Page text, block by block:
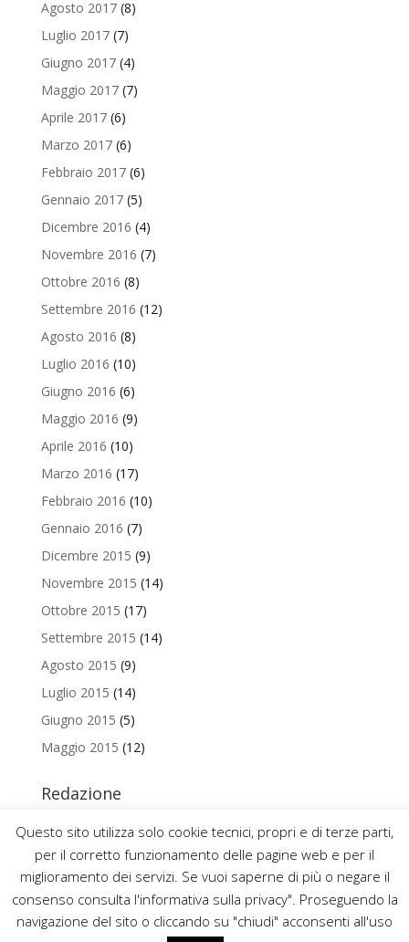
Agosto 2017(8)
Luglio 2017(7)
Giugno 2017(4)
Maggio 2017(7)
Aprile 2017(6)
Marzo 2017(6)
Febbraio 2017(6)
Gennaio 2017(5)
Dicembre 2016 (4)
Novembre 2016 (7)
Ottobre 2016 (8)
Settembre 2016 (12)
Agosto 2016 (8)
Luglio 2016 (10)
Giugno 2016 (6)
Maggio 2016 (9)
Aprile 2016 (10)
Marzo 2016 (17)
Febbraio 2016 (10)
Gennaio 2016 (7)
Dicembre 2015 (9)
Novembre 2015 (14)
Ottobre 2015 (17)
Settembre 2015 (14)
Agosto 2015 (9)
Luglio 2015 (14)
Giugno 2015 (5)
Maggio 2015 (12)
Redazione
uniamo@uniurb.it
2016 ©UNIVERSITÀ DEGLI STUDI DI URBINO CARLO BO
Questo sito utilizza solo cookie tecnici, propri e di terze parti,
per il corretto funzionamento delle pagine web e per il
miglioramento dei servizi. Se vuoi saperne di più o negare il
consenso consulta l'informativa sulla privacy". Proseguendo la
navigazione del sito o cliccando su "chiudi" acconsenti all'uso